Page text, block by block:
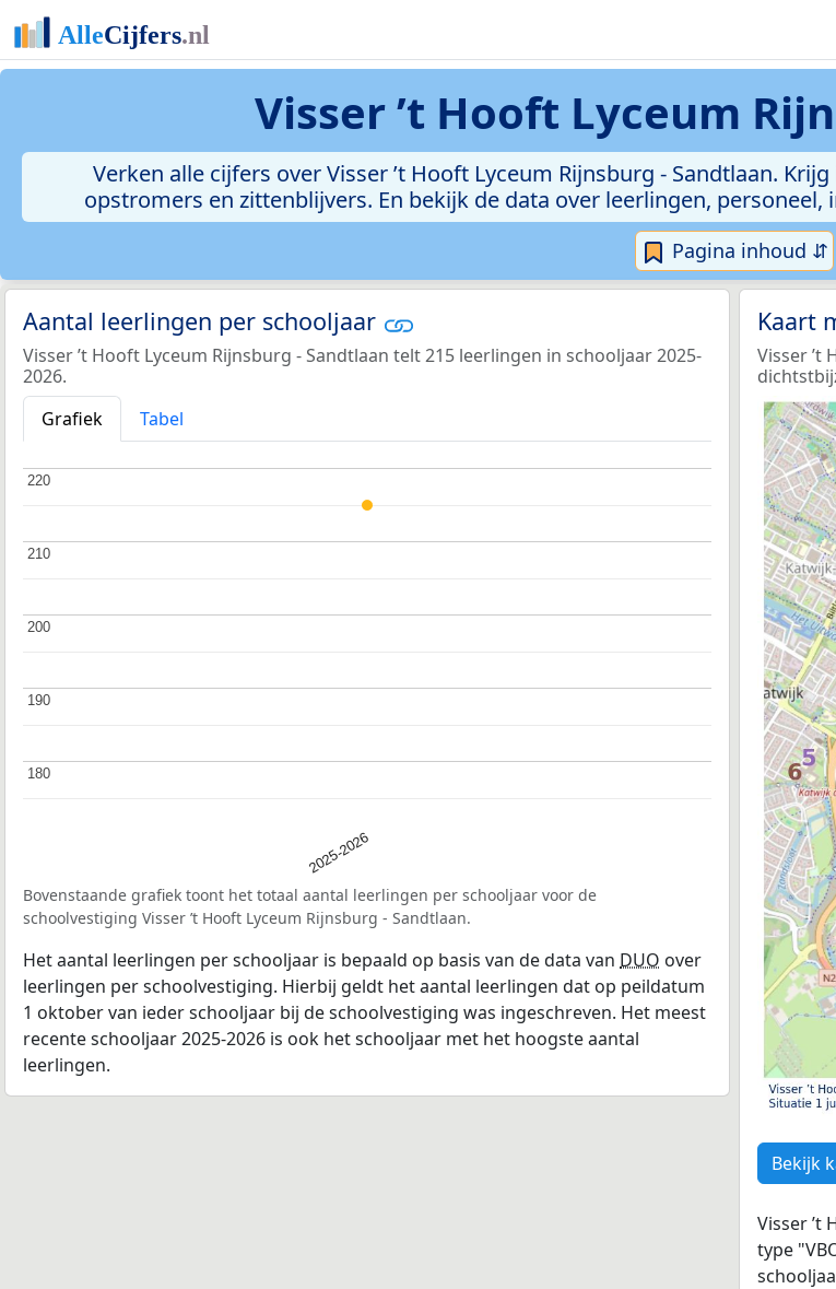
Visser ’t Hooft Lyceum
Verken alle cijfers over Visser ’t Hooft Lyceum Rijnsburg - Sandtlaan.
opstromers en zittenblijvers. En bekijk de data over leerlingen,
Pagina inhoud ⇵
Aantal leerlingen per schooljaar
Visser ’t Hooft Lyceum Rijnsburg - Sandtlaan telt 215 leerlingen in schooljaar 2025-
2026.
Grafiek
Tabel
2025-2026
180
180
190
190
200
200
210
210
220
220
Bovenstaande grafiek toont het totaal aantal leerlingen per schooljaar voor de
schoolvestiging Visser ’t Hooft Lyceum Rijnsburg - Sandtlaan.
Het aantal leerlingen per schooljaar is bepaald op basis van de data van DUO over
leerlingen per schoolvestiging. Hierbij geldt het aantal leerlingen dat op peildatum
1 oktober van ieder schooljaar bij de schoolvestiging was ingeschreven. Het meest
recente schooljaar 2025-2026 is ook het schooljaar met het hoogste aantal
leerlingen.
Kaart
Visser ’t
Bekijk
Visser ’t
type